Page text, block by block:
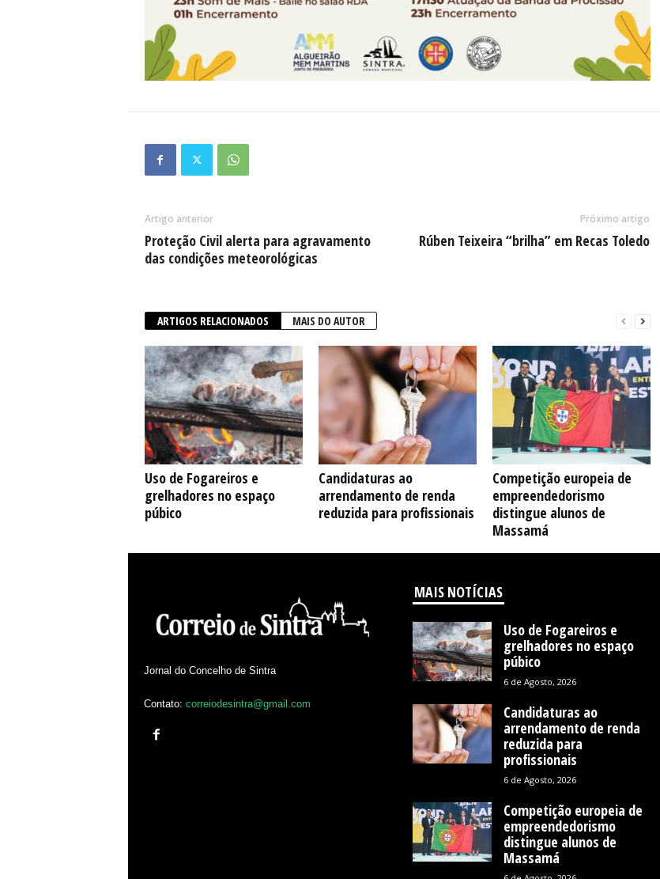
Artigo anterior
Proteção Civil alerta para agravamento
das condições meteorológicas
Próximo artigo
Rúben Teixeira “brilha” em Recas Toledo
ARTIGOS RELACIONADOS MAIS DO AUTOR
Uso de Fogareiros e
grelhadores no espaço
púbico
Candidaturas ao
arrendamento de renda
reduzida para profissionais
Competição europeia de
empreendedorismo
distingue alunos de
Massamá
Jornal do Concelho de Sintra
Contato: correiodesintra@gmail.com
MAIS NOTÍCIAS
Uso de Fogareiros e
grelhadores no espaço
púbico
6 de Agosto, 2026
Candidaturas ao
arrendamento de renda
reduzida para
profissionais
6 de Agosto, 2026
Competição europeia de
empreendedorismo
distingue alunos de
Massamá